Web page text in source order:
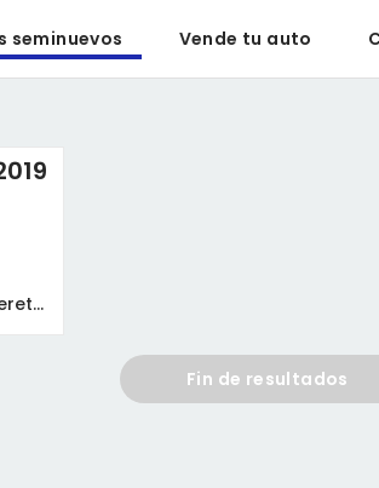
seminuevos Vende tu auto
Fin de resultados